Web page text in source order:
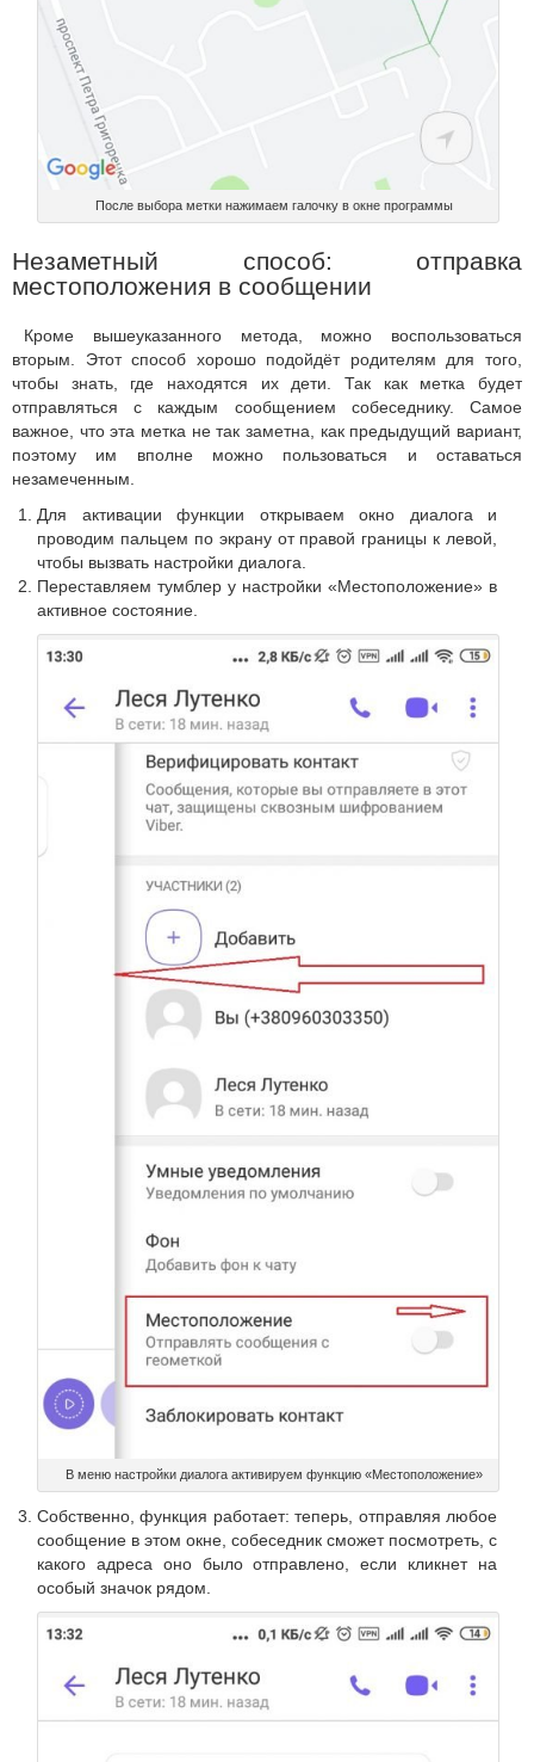
После выбора метки нажимаем галочку в окне программы
Незаметный способ: отправка
местоположения в сообщении
Кроме вышеуказанного метода, можно воспользоваться
вторым. Этот способ хорошо подойдёт родителям для того,
чтобы знать, где находятся их дети. Так как метка будет
отправляться с каждым сообщением собеседнику. Самое
важное, что эта метка не так заметна, как предыдущий вариант,
поэтому им вполне можно пользоваться и оставаться
незамеченным.
Для активации функции открываем окно диалога и
проводим пальцем по экрану от правой границы к левой,
чтобы вызвать настройки диалога.
Переставляем тумблер у настройки «Местоположение» в
активное состояние.
В меню настройки диалога активируем функцию «Местоположение»
Собственно, функция работает: теперь, отправляя любое
сообщение в этом окне, собеседник сможет посмотреть, с
какого адреса оно было отправлено, если кликнет на
особый значок рядом.